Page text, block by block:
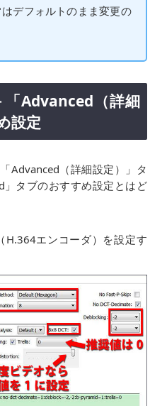
デフォルトのまま変更の
Advanced（詳細
設定
Advanced（詳細設定）」タ
タブのおすすめ設定とはど
H.364エンコーダ）を設定す